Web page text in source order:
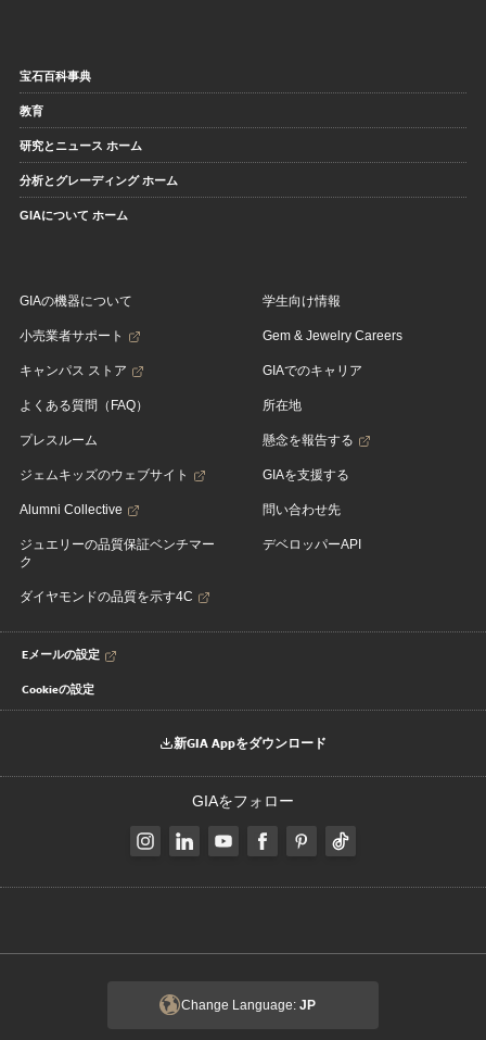
宝石百科事典
教育
研究とニュース ホーム
分析とグレーディング ホーム
GIAについて ホーム
GIAの機器について
小売業者サポート
キャンパス ストア
よくある質問（FAQ）
プレスルーム
ジェムキッズのウェブサイト
Alumni Collective
ジュエリーの品質保証ベンチマー
ク
ダイヤモンドの品質を示す4C
学生向け情報
Gem & Jewelry Careers
GIAでのキャリア
所在地
懸念を報告する
GIAを支援する
問い合わせ先
デベロッパーAPI
Eメールの設定
Cookieの設定
新GIA Appをダウンロード
GIAをフォロー
Change Language: JP